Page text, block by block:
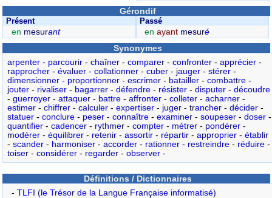
Gérondif
Présent
en mesurant
Passé
enayant mesuré
Synonymes
arpenter- parcourir- chaîner- comparer- confronter- apprécier-
rapprocher- évaluer- collationner- cuber- jauger- stérer-
dimensionner- proportionner- escrimer- batailler- combattre-
jouter- rivaliser- bagarrer- défendre- résister- disputer- découdre
- guerroyer- attaquer- battre- affronter- colleter- acharner-
estimer- chiffrer- calculer- expertiser- juger- trancher- décider-
statuer- conclure- peser- connaître- examiner- soupeser- doser-
quantifier- cadencer- rythmer- compter- métrer- pondérer-
modérer- équilibrer- retenir- assortir- répartir- approprier- établir
- scander- harmoniser- accorder- rationner- restreindre- réduire-
toiser- considérer- regarder- observer-
Définitions / Dictionnaires
- TLFI (le Trésor de la Langue Française informatisé)